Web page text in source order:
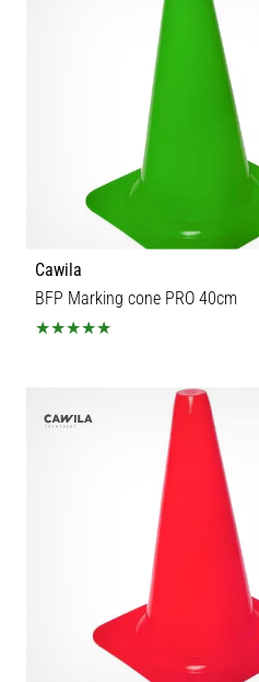
Cawila
BFP Marking cone PRO 40cm
OS